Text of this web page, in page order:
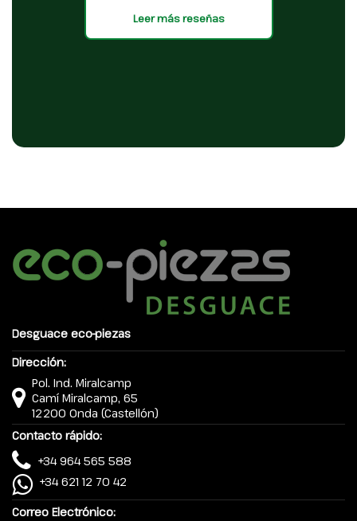
Leer más reseñas
Desguace eco-piezas
Dirección:
Pol. Ind. Miralcamp
Camí Miralcamp, 65
12200 Onda (Castellón)
Contacto rápido:
+34 964 565 588
+34 621 12 70 42
Correo Electrónico: